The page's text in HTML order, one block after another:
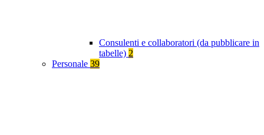
Consulenti e collaboratori (da pubblicare in
tabelle) 2
Personale 39